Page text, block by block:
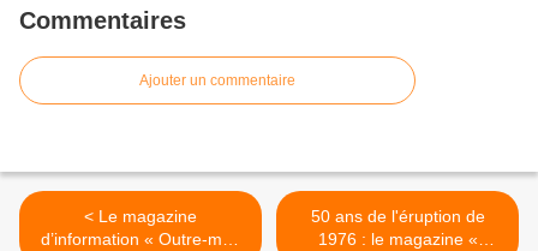
Commentaires
Ajouter un commentaire
< Le magazine
d’information « Outre-mer,
50 ans de l'éruption de
1976 : le magazine «